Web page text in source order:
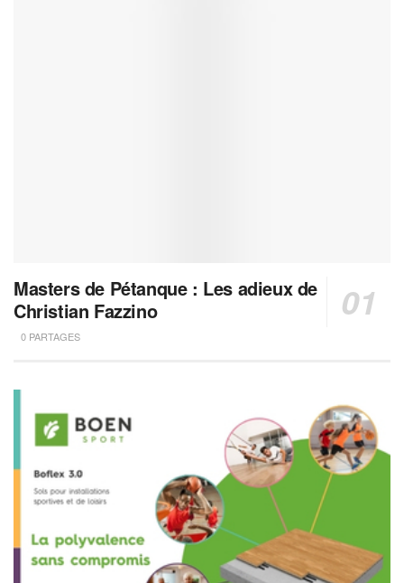
Masters de Pétanque : Les adieux de
Christian Fazzino
0 PARTAGES